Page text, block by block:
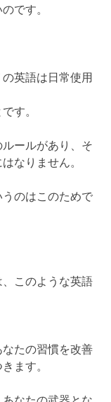
です。
英語は日常使用
す。
ールがあり、そ
なりません。
のはこのためで
このような英語
たの習慣を改善
ます。